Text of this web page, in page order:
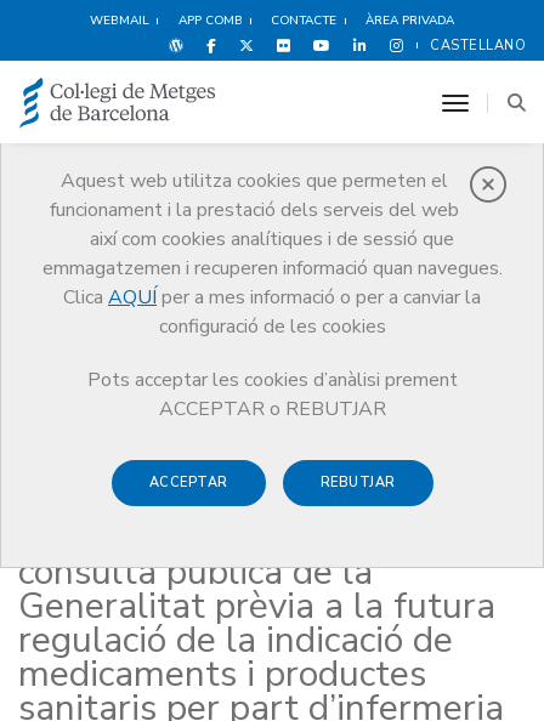
WEBMAIL APP COMB CONTACTE ÀREA PRIVADA
CASTELLANO
Aquest web utilitza cookies que permeten el
funcionament i la prestació dels serveis del web
així com cookies analítiques i de sessió que
emmagatzemen i recuperen informació quan navegues.
Clica AQUÍ per a mes informació o per a canviar la
configuració de les cookies
Pots acceptar les cookies d’anàlisi prement
ACCEPTAR o REBUTJAR
ACCEPTAR REBUTJAR
toggle
Notícies
Comunicació
Notícies
Aportació del CCMC a la consulta pública de la Generalitat prèvia a la
futura regulació de la indicació de medicaments i productes sanitaris
per part d’infermeria
13 DE SETEMBRE DE 2017
consulta pública de la
Generalitat prèvia a la futura
regulació de la indicació de
medicaments i productes
sanitaris per part d’infermeria